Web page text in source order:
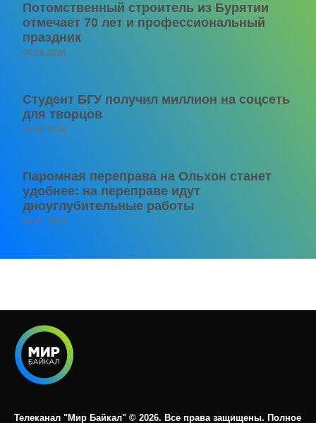
Потомственный строитель из Бурятии
отмечает 70 лет и профессиональный
праздник
06.08.2026
Студент БГУ получил миллион на соцсеть
для творцов
06.08.2026
Паромная переправа на Ольхон станет
удобнее: на переправе идут
дноуглубительные работы
06.08.2026
Телеканал "Мир Байкал" © 2026. Все права защищены. Полное